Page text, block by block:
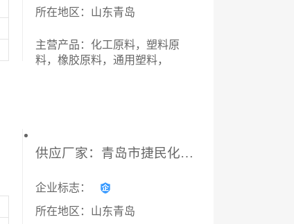
所在地区：山东青岛
主营产品：化工原料，塑料原
料，橡胶原料，通用塑料，
供应厂家：青岛市捷民化工贸易有限公司
企业标志：
所在地区：山东青岛